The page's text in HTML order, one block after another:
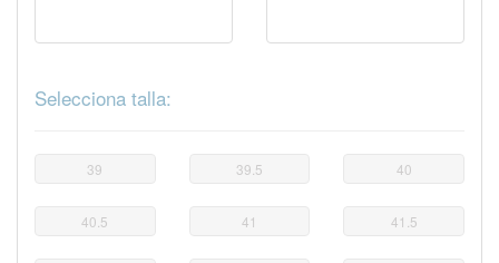
Selecciona talla:
39 39.5 40
40.5 41 41.5